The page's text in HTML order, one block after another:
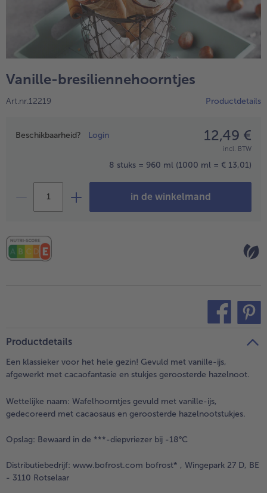
High Protein
alleHigh Protein
Veggie & Vegan
Vanille-bresiliennehoorntjes
Art.nr.12219 Productdetails
Prijsopgave
Beschikbaarheid? Login 12,49 €
incl. BTW
8 stuks = 960 ml (1000 ml = € 13,01)
in de winkelmand
Productdetails
Een klassieker voor het hele gezin! Gevuld met vanille-ijs,
afgewerkt met cacaofantasie en stukjes geroosterde hazelnoot.
Wettelijke naam: Wafelhoorntjes gevuld met vanille-ijs,
gedecoreerd met cacaosaus en geroosterde hazelnootstukjes.
Opslag: Bewaard in de ***-diepvriezer bij -18°C
Distributiebedrijf: www.bofrost.com bofrost* , Wingepark 27 D, BE
- 3110 Rotselaar